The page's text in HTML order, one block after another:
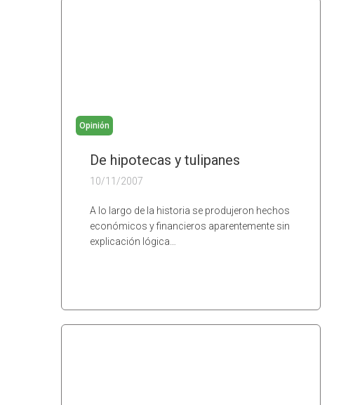
Opinión
De hipotecas y tulipanes
10/11/2007
A lo largo de la historia se produjeron hechos
económicos y financieros aparentemente sin
explicación lógica…